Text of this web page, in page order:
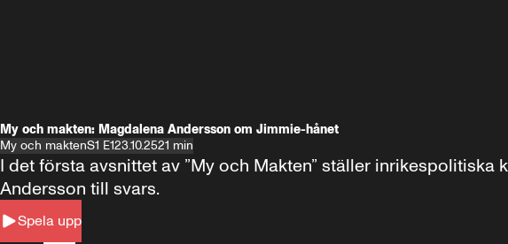
My och makten: Magdalena Andersson om Jimmie-hånet
My och maktenS1 E123.10.2521 min
Spela upp
I det första avsnittet av ”My och Makten” ställer
Andersson till svars.